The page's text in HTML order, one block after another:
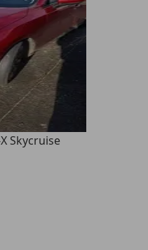
Skycruise